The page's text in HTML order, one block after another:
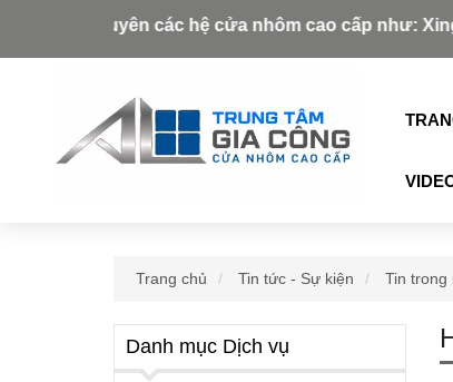
các hệ cửa nhôm cao cấp như: Xingfa, Alukey,
Trang chủ Tin tức - Sự kiện Tin trong
Danh mục Dịch vụ